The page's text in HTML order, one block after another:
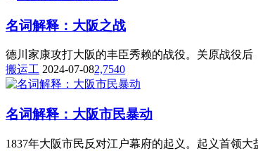
名词解释：大阪之战
德川家康攻打大阪的丰臣秀赖的战役。关原战役
搬运工 2024-07-082,7540
名词解释：大阪市民暴动
1837年大阪市民反对江户幕府的起义。起义首领